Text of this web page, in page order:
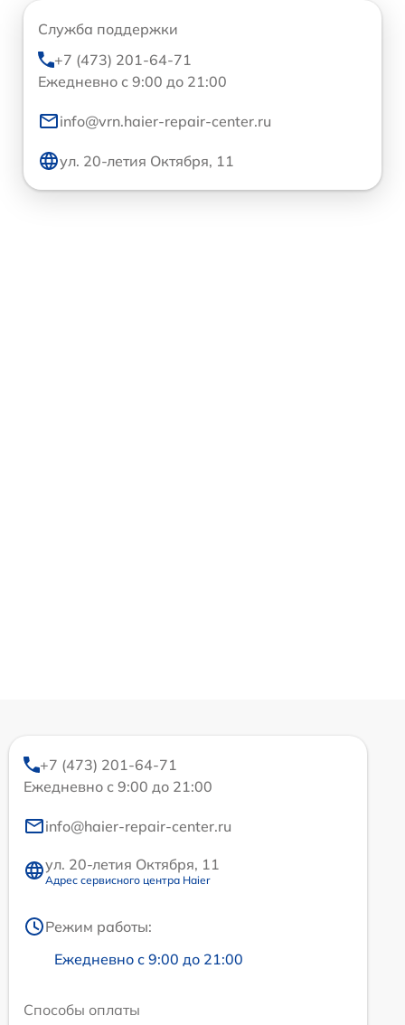
Служба поддержки
+7 (473) 201-64-71
Ежедневно с 9:00 до 21:00
info@vrn.haier-repair-center.ru
ул. 20-летия Октября, 11
+7 (473) 201-64-71
Ежедневно с 9:00 до 21:00
info@haier-repair-center.ru
ул. 20-летия Октября, 11
Адрес сервисного центра Haier
Режим работы:
Ежедневно с 9:00 до 21:00
Способы оплаты